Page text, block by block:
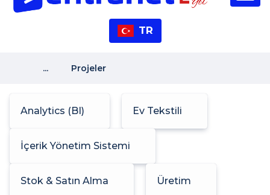
TR
... Projeler
Analytics (BI) Ev Tekstili
İçerik Yönetim Sistemi
Stok & Satın Alma Üretim